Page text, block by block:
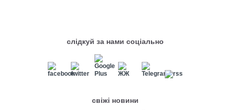
слідкуй за нами соціально
свіжі новини